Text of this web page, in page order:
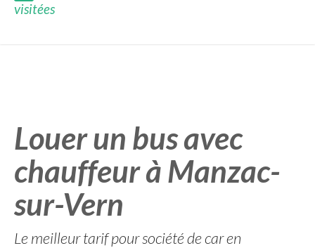
visitées
Louer un bus avec
chauffeur à Manzac-
sur-Vern
Le meilleur tarif pour société de car en